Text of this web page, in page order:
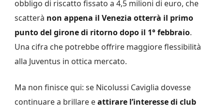
obbligo di riscatto fissato a 4,5 milioni di euro, che
scatterà non appena il Venezia otterrà il primo
punto del girone di ritorno dopo il 1° febbraio.
Una cifra che potrebbe offrire maggiore flessibilità
alla Juventus in ottica mercato.
Ma non finisce qui: se Nicolussi Caviglia dovesse
continuare a brillare eattirare l’interesse di club